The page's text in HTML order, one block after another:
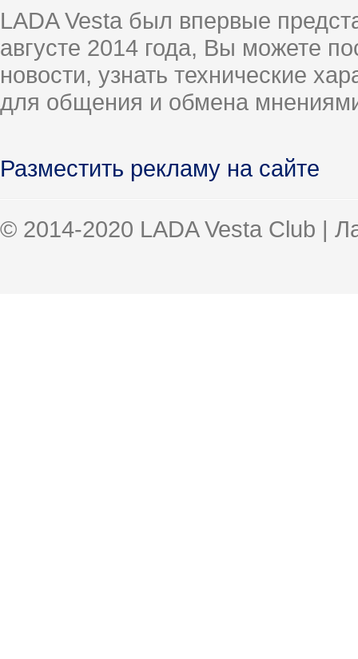
LADA Vesta был впервые
августе 2014 года, Вы можете
новости, узнать технические
для общения и обмена
Разместить рекламу на сайте
© 2014-2020 LADA Vesta Club |